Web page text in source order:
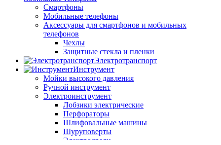
Смартфоны
Мобильные телефоны
Аксессуары для смартфонов и мобильных
телефонов
Чехлы
Защитные стекла и пленки
Электротранспорт
Инструмент
Мойки высокого давления
Ручной инструмент
Электроинструмент
Лобзики электрические
Перфораторы
Шлифовальные машины
Шуруповерты
Электродрели